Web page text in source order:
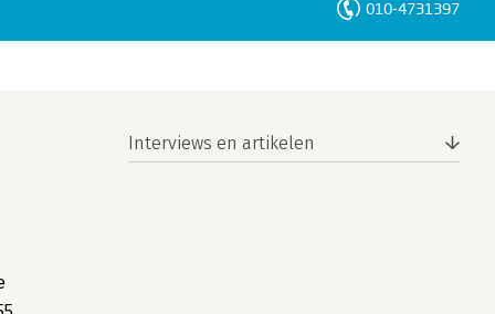
010-4731397
Interviews en artikelen
Personen